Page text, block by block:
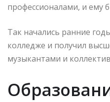
профессионалами, и ему
Так начались ранние
колледже и получил
музыкантами и